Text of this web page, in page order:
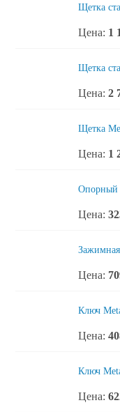
Щетка
Цена: 1
Щетка
Цена: 2
Щетка
Цена: 1
Опорный
Цена:
Цена:
Ключ
Цена:
Ключ
Цена: